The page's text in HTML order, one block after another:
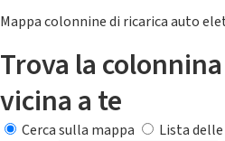
Mappa colonnine di ricarica auto
Trova la
vicina a te
Cerca sulla mappa
Lista